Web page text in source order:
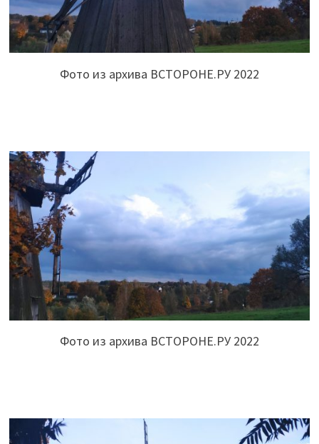
Фото из архива ВСТОРОНЕ.РУ 2022
Фото из архива ВСТОРОНЕ.РУ 2022